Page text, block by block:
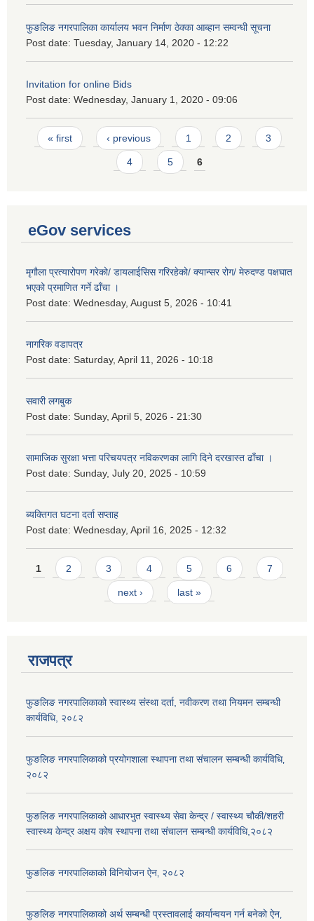
फुङलिङ नगरपालिका कार्यालय भवन निर्माण ठेक्का आब्हान सम्वन्धी सूचना
Post date: Tuesday, January 14, 2020 - 12:22
Invitation for online Bids
Post date: Wednesday, January 1, 2020 - 09:06
Pages
« first ‹ previous 1 2 3
4 5 6
eGov services
मृगौला प्रत्यारोपण गरेको/ डायलाईसिस गरिरहेको/ क्यान्सर रोग/ मेरुदण्ड पक्षघात
भएको प्रमाणित गर्ने ढाँचा ।
Post date: Wednesday, August 5, 2026 - 10:41
नागरिक वडापत्र
Post date: Saturday, April 11, 2026 - 10:18
सवारी लगबुक
Post date: Sunday, April 5, 2026 - 21:30
सामाजिक सुरक्षा भत्ता परिचयपत्र नविकरणका लागि दिने दरखास्त ढाँचा ।
Post date: Sunday, July 20, 2025 - 10:59
ब्यक्तिगत घटना दर्ता सप्ताह
Post date: Wednesday, April 16, 2025 - 12:32
Pages
1 2 3 4 5 6 7
next › last »
राजपत्र
फुङलिङ नगरपालिकाको स्वास्थ्य संस्था दर्ता, नवीकरण तथा नियमन सम्बन्धी
कार्यविधि, २०८२
फुङलिङ नगरपालिकाको प्रयोगशाला स्थापना तथा संचालन सम्बन्धी कार्यविधि‚
२०८२
फुङलिङ नगरपालिकाको आधारभुत स्वास्थ्य सेवा केन्द्र / स्वास्थ्य चौकी/शहरी
स्वास्थ्य केन्द्र अक्षय कोष स्थापना तथा संचालन सम्बन्धी कार्यविधि,२०८२
फुङलिङ नगरपालिकाको विनियोजन ऐन‚ २०८२
फुङलिङ नगरपालिकाको अर्थ सम्बन्धी प्रस्तावलाई कार्यान्वयन गर्न बनेको ऐन‚